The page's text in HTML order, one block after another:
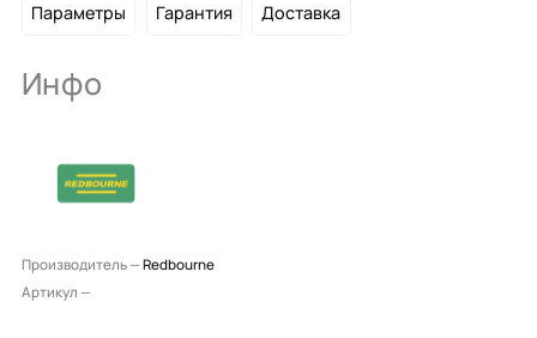
Параметры Гарантия Доставка
Инфо
Производитель —Redbourne
Артикул —